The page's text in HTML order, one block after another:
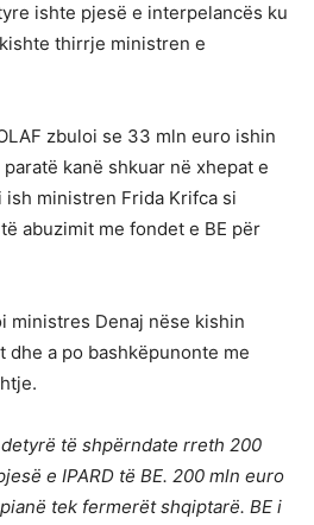
ishte pjesë e interpelancës ku
thirrje ministren e
zbuloi se 33 mln euro ishin
kanë shkuar në xhepat e
ministren Frida Krifca si
abuzimit me fondet e BE për
ministres Denaj nëse kishin
a po bashkëpunonte me
të shpërndate rreth 200
e IPARD të BE. 200 mln euro
tek fermerët shqiptarë. BE i